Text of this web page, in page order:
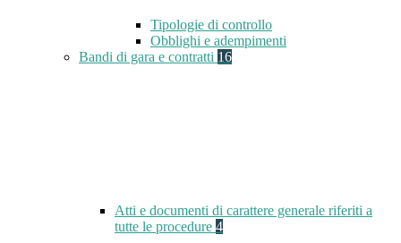
Tipologie di controllo
Obblighi e adempimenti
Bandi di gara e contratti 16
Atti e documenti di carattere generale riferiti a
tutte le procedure 4